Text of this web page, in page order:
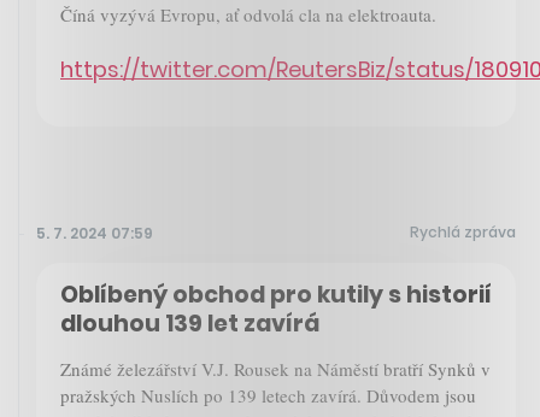
Číná vyzývá Evropu, ať odvolá cla na elektroauta.
https://twitter.com/ReutersBiz/status/
5. 7. 2024 07:59 Rychlá zpráva
Oblíbený obchod pro kutily s historií
dlouhou 139 let zavírá
Známé železářství V.J. Rousek na Náměstí bratří Synků v
pražských Nuslích po 139 letech zavírá. Důvodem jsou